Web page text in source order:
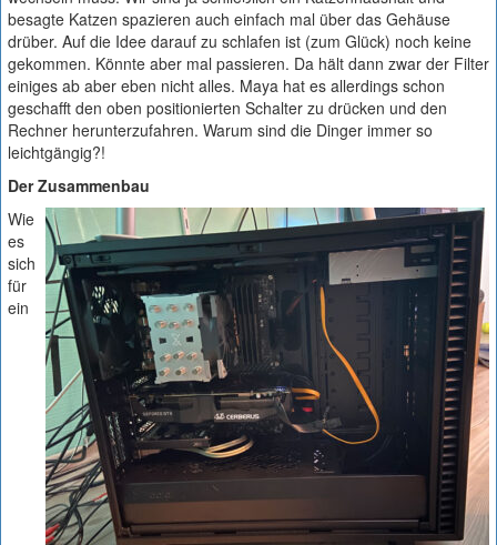
besagte Katzen spazieren auch einfach mal über das Gehäuse
drüber. Auf die Idee darauf zu schlafen ist (zum Glück) noch keine
gekommen. Könnte aber mal passieren. Da hält dann zwar der Filter
einiges ab aber eben nicht alles. Maya hat es allerdings schon
geschafft den oben positionierten Schalter zu drücken und den
Rechner herunterzufahren. Warum sind die Dinger immer so
leichtgängig?!
Der Zusammenbau
Wie
es
sich
für
ein